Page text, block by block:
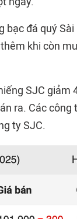
đá quý
khi còn
SJC giảm
ra. Các công
ty SJC.